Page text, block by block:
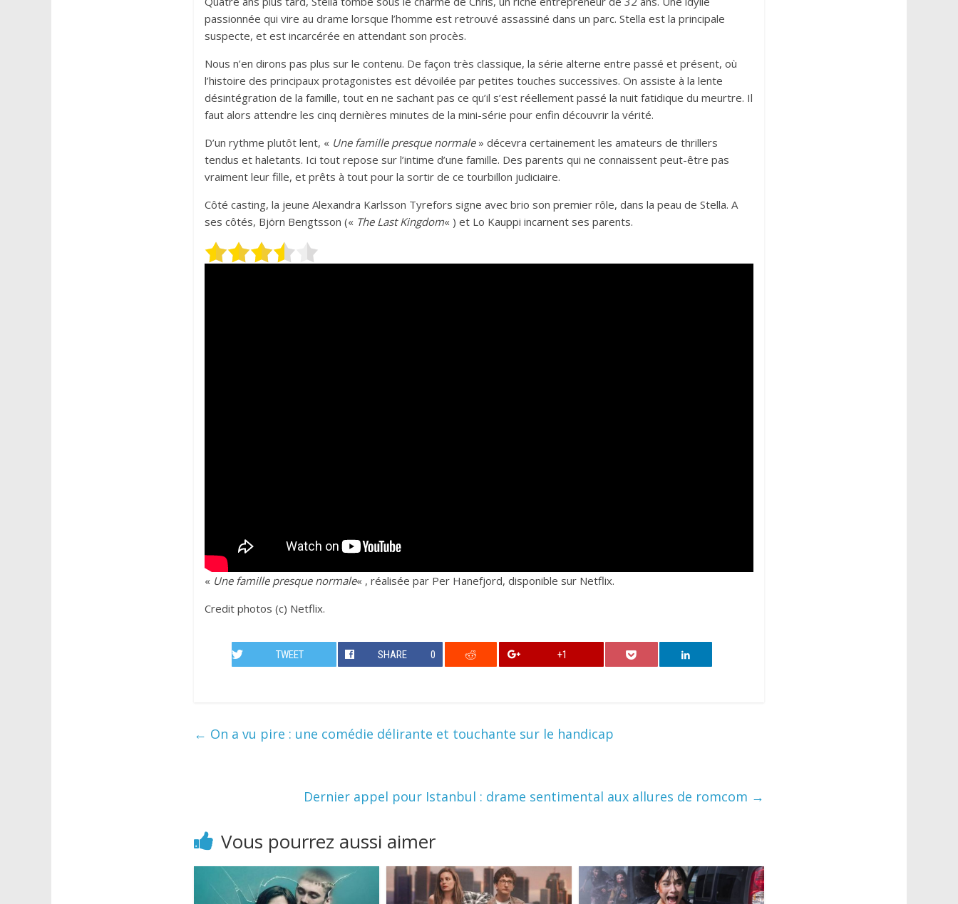
passionnée qui vire au drame lorsque l’homme est retrouvé assassiné dans un parc. Stella est la principale
suspecte, et est incarcérée en attendant son procès.
Nous n’en dirons pas plus sur le contenu. De façon très classique, la série alterne entre passé et présent, où
l’histoire des principaux protagonistes est dévoilée par petites touches successives. On assiste à la lente
désintégration de la famille, tout en ne sachant pas ce qu’il s’est réellement passé la nuit fatidique du meurtre. Il
faut alors attendre les cinq dernières minutes de la mini-série pour enfin découvrir la vérité.
D’un rythme plutôt lent, « Une famille presque normale» décevra certainement les amateurs de thrillers
tendus et haletants. Ici tout repose sur l’intime d’une famille. Des parents qui ne connaissent peut-être pas
vraiment leur fille, et prêts à tout pour la sortir de ce tourbillon judiciaire.
Côté casting, la jeune Alexandra Karlsson Tyrefors signe avec brio son premier rôle, dans la peau de Stella. A
ses côtés, Björn Bengtsson (« The Last Kingdom« ) et Lo Kauppi incarnent ses parents.
« Une famille presque normale« , réalisée par Per Hanefjord, disponible sur Netflix.
Credit photos (c) Netflix.
TWEET SHARE 0 +1
← On a vu pire : une comédie délirante et touchante sur le handicap
Dernier appel pour Istanbul : drame sentimental aux allures de romcom →
Vous pourrez aussi aimer